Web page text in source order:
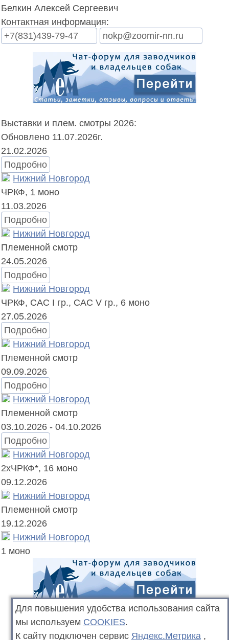
Белкин Алексей Сергеевич
Контактная информация:
+7(831)439-79-47
nokp@zoomir-nn.ru
Выставки и плем. смотры 2026:
Обновлено 11.07.2026г.
21.02.2026
Подробно
Нижний Новгород
ЧРКФ, 1 моно
11.03.2026
Подробно
Нижний Новгород
Племенной смотр
24.05.2026
Подробно
Нижний Новгород
ЧРКФ, САС I гр., САС V гр., 6 моно
27.05.2026
Подробно
Нижний Новгород
Племенной смотр
09.09.2026
Подробно
Нижний Новгород
Племенной смотр
03.10.2026 - 04.10.2026
Подробно
Нижний Новгород
2хЧРКФ*, 16 моно
09.12.2026
Нижний Новгород
Племенной смотр
19.12.2026
Нижний Новгород
1 моно
Для повышения удобства использования сайта
мы используем COOKIES.
К сайту подключен сервис Яндекс.Метрика ,